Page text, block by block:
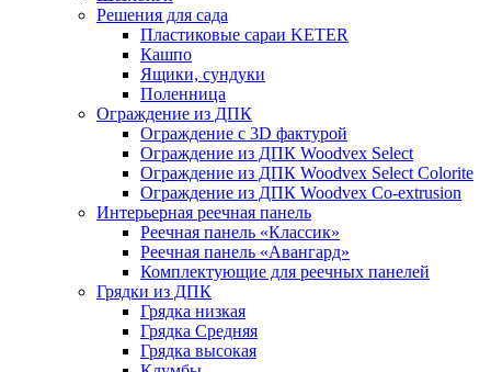
Решения для сада
Пластиковые сараи KETER
Кашпо
Ящики, сундуки
Поленница
Ограждение из ДПК
Ограждение с 3D фактурой
Ограждение из ДПК Woodvex Select
Ограждение из ДПК Woodvex Select Colorite
Ограждение из ДПК Woodvex Co-extrusion
Интерьерная реечная панель
Реечная панель «Классик»
Реечная панель «Авангард»
Комплектующие для реечных панелей
Грядки из ДПК
Грядка низкая
Грядка Средняя
Грядка высокая